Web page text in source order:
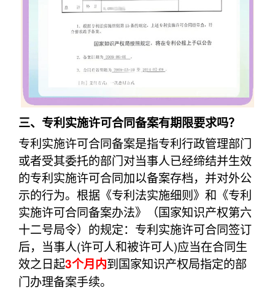
三、专利实施许可合同备案有期限要求吗？
专利实施许可合同备案是指专利行政管理部门
或者受其委托的部门对当事人已经缔结并生效
的专利实施许可合同加以备案存档，并对外公
示的行为。根据《专利法实施细则》和《专利
实施许可合同备案办法》（国家知识产权第六
十二号局令）的规定：专利实施许可合同签订
后，当事人(许可人和被许可人)应当在合同生
效之日起3个月内到国家知识产权局指定的部
门办理备案手续。